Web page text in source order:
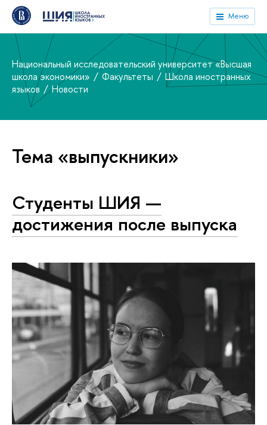
Меню
Национальный исследовательский университет «Высшая
школа экономики»
Факультеты
Школа иностранных
языков
Новости
Тема «выпускники»
Студенты ШИЯ —
достижения после выпуска